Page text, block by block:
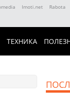
Imoti.net Rabota
ТЕХНИКА